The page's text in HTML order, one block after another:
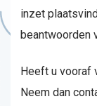
inzet
beantwoorden
Heeft u vooraf
Neem dan